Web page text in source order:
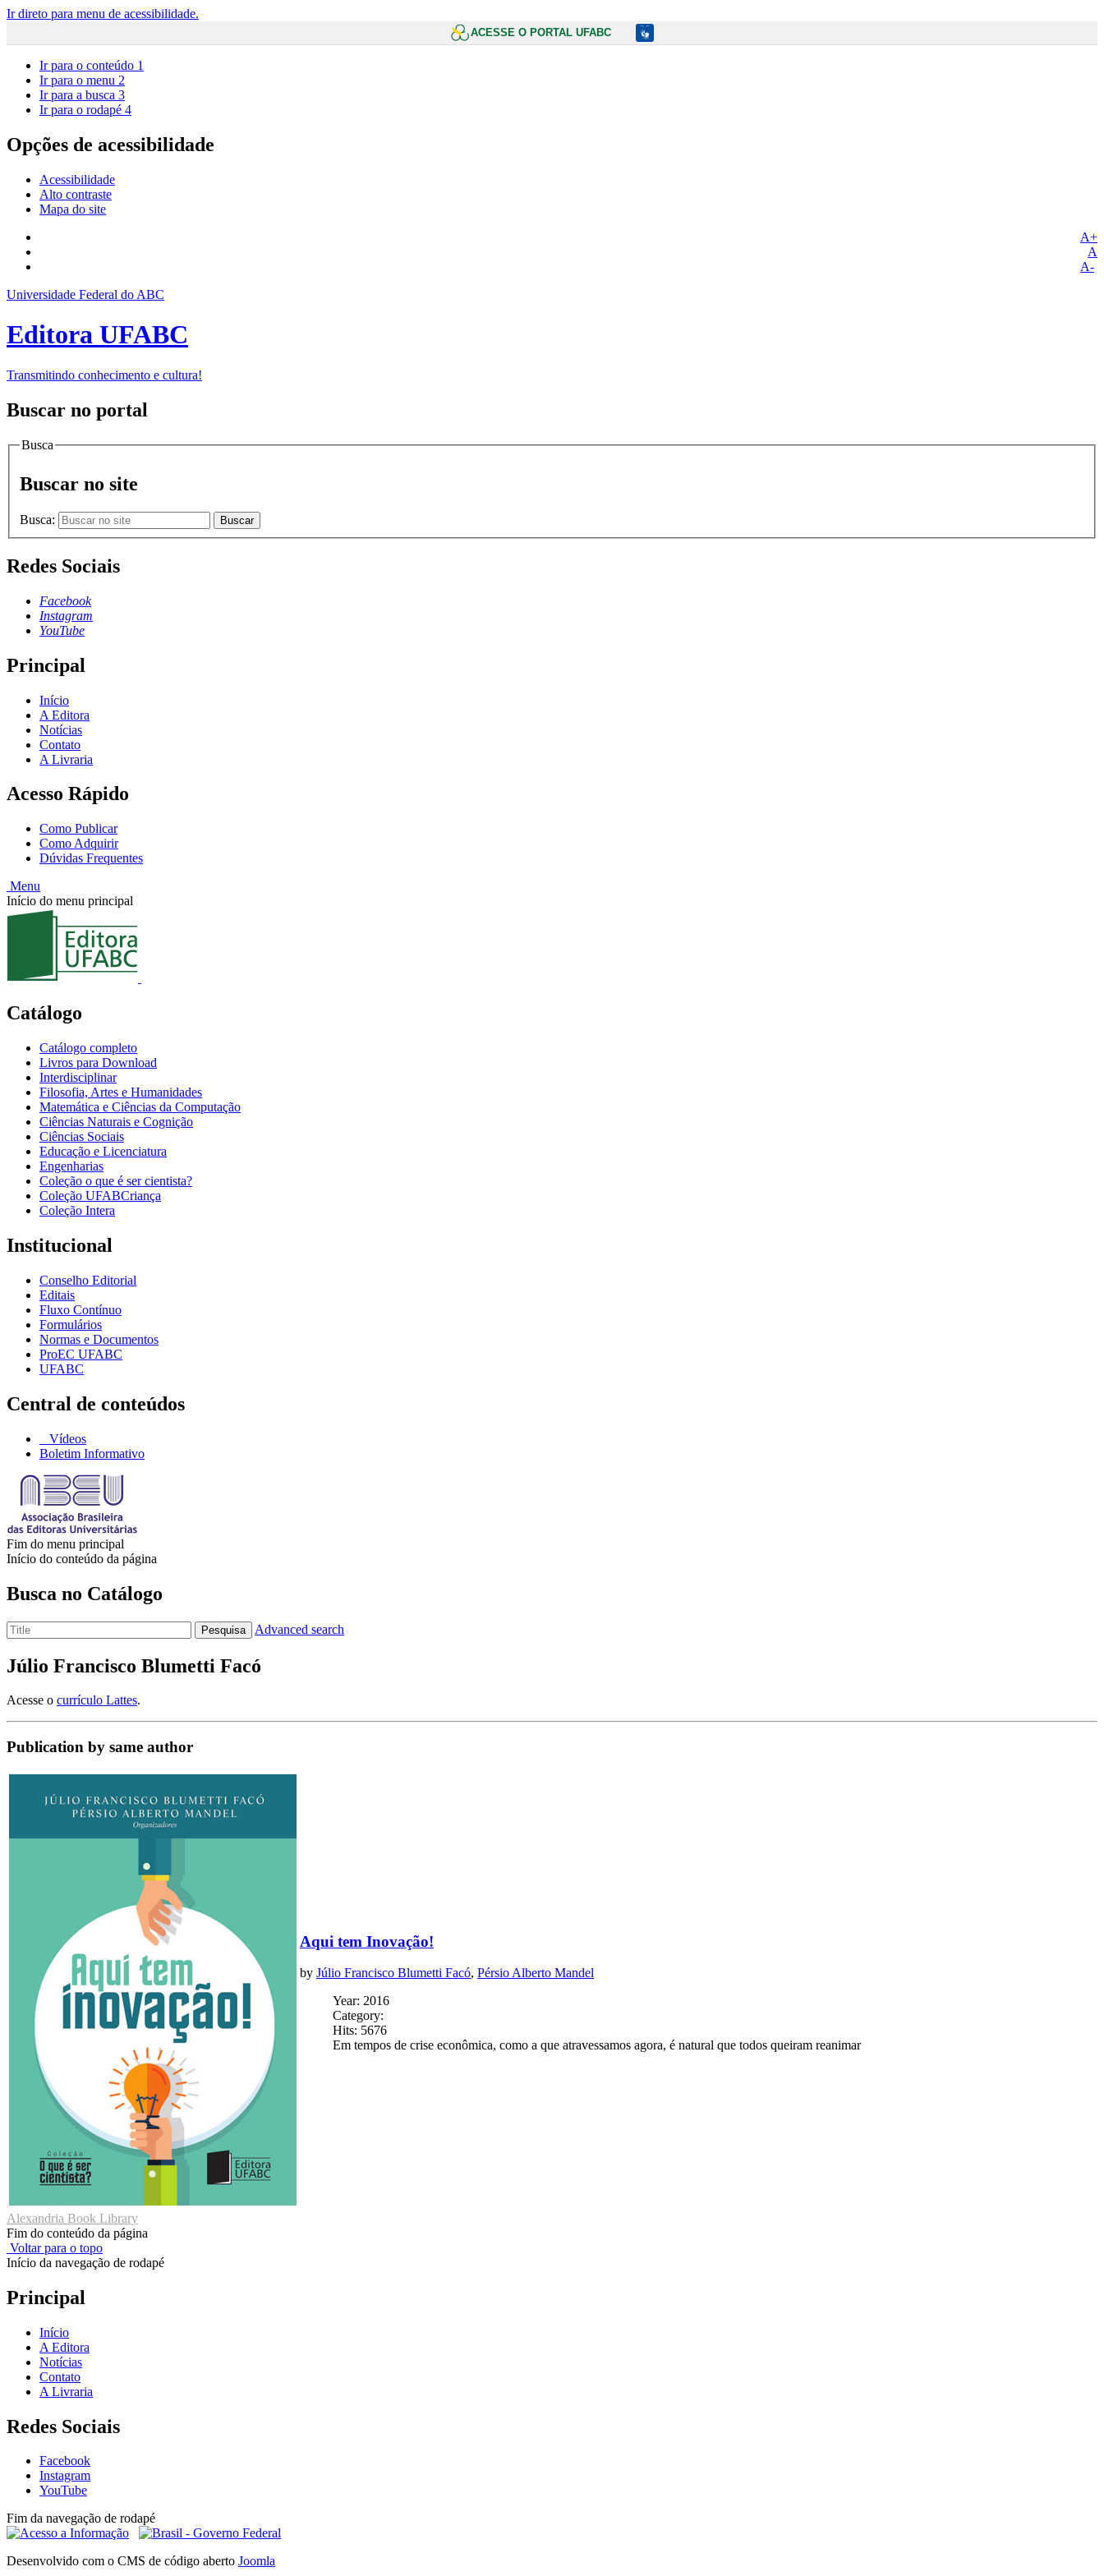
Ir direto para menu de acessibilidade.
ACESSE O PORTAL UFABC
Ir para o conteúdo 1
Ir para o menu 2
Ir para a busca 3
Ir para o rodapé 4
Opções de acessibilidade
Acessibilidade
Alto contraste
Mapa do site
A+
A
A-
Universidade Federal do ABC
Editora UFABC
Transmitindo conhecimento e cultura!
Buscar no portal
Busca
Buscar no site
Busca: Buscar
Redes Sociais
Facebook
Instagram
YouTube
Principal
Início
A Editora
Notícias
Contato
A Livraria
Acesso Rápido
Como Publicar
Como Adquirir
Dúvidas Frequentes
Menu
Início do menu principal
Catálogo
Catálogo completo
Livros para Download
Interdisciplinar
Filosofia, Artes e Humanidades
Matemática e Ciências da Computação
Ciências Naturais e Cognição
Ciências Sociais
Educação e Licenciatura
Engenharias
Coleção o que é ser cientista?
Coleção UFABCriança
Coleção Intera
Institucional
Conselho Editorial
Editais
Fluxo Contínuo
Formulários
Normas e Documentos
ProEC UFABC
UFABC
Central de conteúdos
Vídeos
Boletim Informativo
Fim do menu principal
Início do conteúdo da página
Busca no Catálogo
Pesquisa Advanced search
Júlio Francisco Blumetti Facó
Acesse o currículo Lattes.
Publication by same author
Aqui tem Inovação!
by Júlio Francisco Blumetti Facó, Pérsio Alberto Mandel
Year: 2016
Category:
Hits: 5676
Em tempos de crise econômica, como a que atravessamos agora, é natural que todos queiram reanimar
Alexandria Book Library
Fim do conteúdo da página
Voltar para o topo
Início da navegação de rodapé
Principal
Início
A Editora
Notícias
Contato
A Livraria
Redes Sociais
Facebook
Instagram
YouTube
Fim da navegação de rodapé
Desenvolvido com o CMS de código aberto Joomla